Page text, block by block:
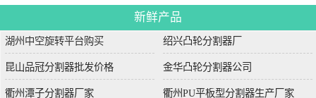
新鲜产品
湖州中空旋转平台购买 绍兴凸轮分割器厂
昆山品冠分割器批发价格 金华凸轮分割器公司
衢州潭子分割器厂家 衢州PU平板型分割器生产厂家